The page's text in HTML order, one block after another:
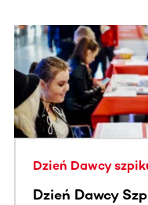
Ta sekcja zawiera
Dzień Dawcy
Dzień Dawcy